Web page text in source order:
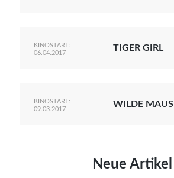
KINOSTART:
06.04.2017
TIGER GIRL
KINOSTART:
09.03.2017
WILDE MAUS
Neue Artikel